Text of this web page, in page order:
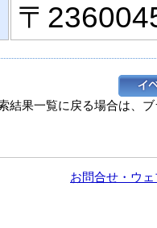
〒
結果一覧に戻る場合は、
お問合せ・ウ